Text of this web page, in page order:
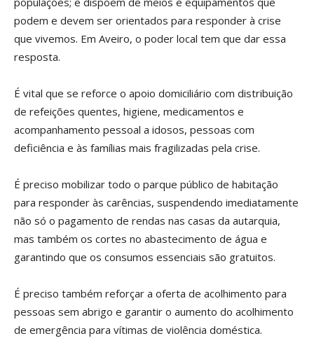
podem e devem ser orientados para responder à crise
que vivemos. Em Aveiro, o poder local tem que dar essa
resposta.
É vital que se reforce o apoio domiciliário com distribuição
de refeições quentes, higiene, medicamentos e
acompanhamento pessoal a idosos, pessoas com
deficiência e às famílias mais fragilizadas pela crise.
É preciso mobilizar todo o parque público de habitação
para responder às carências, suspendendo imediatamente
não só o pagamento de rendas nas casas da autarquia,
mas também os cortes no abastecimento de água e
garantindo que os consumos essenciais são gratuitos.
É preciso também reforçar a oferta de acolhimento para
pessoas sem abrigo e garantir o aumento do acolhimento
de emergência para vítimas de violência doméstica.